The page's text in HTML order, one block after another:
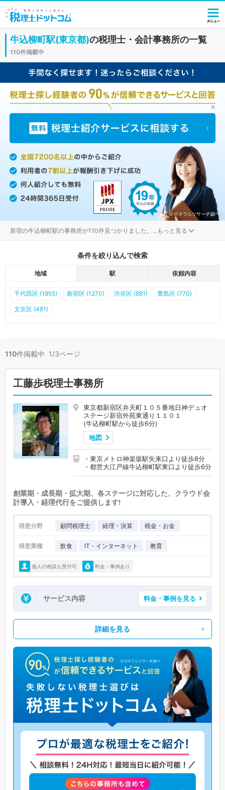
牛込柳町駅(東京都)の税理士・会計事務所の一覧
110件掲載中
新宿の牛込柳町駅の事務所が110件見つかりました。 ...もっと見る
条件を絞り込んで検索
地域 駅 依頼内容
千代田区 (1955) 新宿区 (1270) 渋谷区 (881) 豊島区 (770)
文京区 (481)
110件掲載中 1/3ページ
工藤歩税理士事務所
東京都新宿区弁天町１０５番地日神デュオ
ステージ新宿外苑東通り１１０１
(牛込柳町駅から徒歩6分)
地図
・東京メトロ神楽坂駅矢来口より徒歩8分
・都営大江戸線牛込柳町駅東口より徒歩6分
創業期・成長期・拡大期、各ステージに対応した、クラウド会
計導入・経理代行をご提供します!
得意分野 顧問税理士 経理・決算 税金・お金
得意業種 飲食 IT・インターネット 教育
個人の相談も受付可 料金・事例あり
サービス内容 料金・事例を見る
詳細を見る